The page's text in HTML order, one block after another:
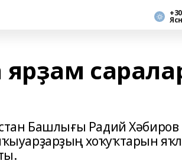
Башлығы Радий Хәбиров
хоҡуҡтарын